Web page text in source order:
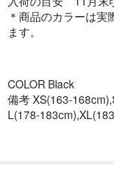
＊商品のカラーは
ます。
COLOR Black
備考 XS(163-
L(178-